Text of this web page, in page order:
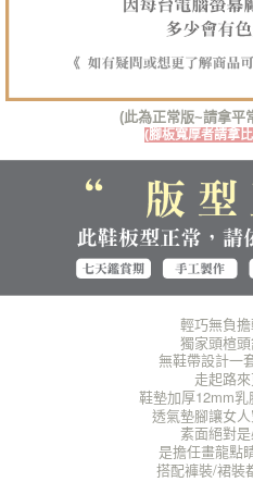
４．使用「AFTEE先享後付」時，將
請求用戶進行身份認證。
恩沛科技股份有限公司將有權停止該
(此為正常版~請拿平
(腳板寬厚者請拿
輕巧無負
獨家頭楦
無鞋帶設計一
走起路
鞋墊加厚12mm
透氣墊腳讓女
素面絕對
是擔任畫龍點
搭配褲裝/裙裝